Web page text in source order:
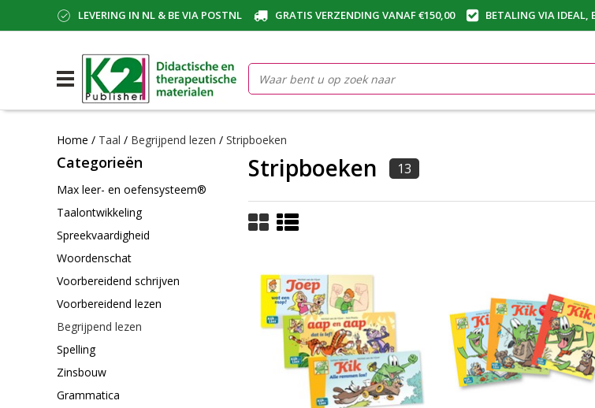
LEVERING IN NL & BE VIA POSTNL GRATIS VERZENDING VANAF €150,00 BETALING VIA IDEAL,
Home / Taal / Begrijpend lezen / Stripboeken
Categorieën
Max leer- en oefensysteem®
Taalontwikkeling
Spreekvaardigheid
Woordenschat
Voorbereidend schrijven
Voorbereidend lezen
Begrijpend lezen
Spelling
Zinsbouw
Grammatica
Stripboeken 13